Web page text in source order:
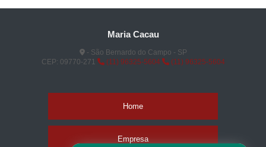
Maria Cacau
- São Bernardo do Campo - SP
CEP: 09770-271
(11) 96325-5604 (11) 96325-5604
Home
Empresa